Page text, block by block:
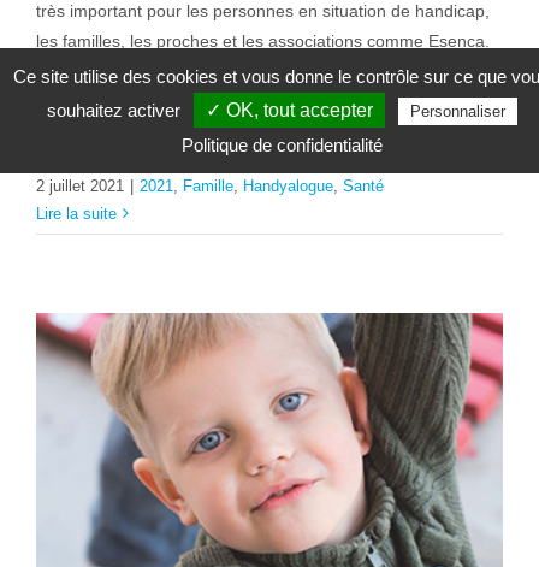
très important pour les personnes en situation de handicap,
les familles, les proches et les associations comme Esenca.
Cet article sera un outil : pour défendre les droits des
personnes en situation [...]
2 juillet 2021 2021 Famille Handyalogue Santé
Lire la suite
Ce site utilise des cookies et vous donne le contrôle sur ce que
souhaitez activer
✓ OK, tout accepter Personnaliser
Politique de confidentialité